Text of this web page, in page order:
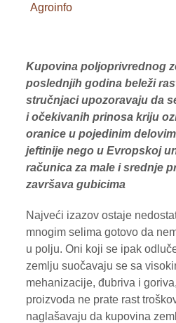
ŽIVA STOKA
BILTENI
REPORTERI
Agroinfo
Kupovina poljoprivrednog
poslednjih godina beleži
stručnjaci upozoravaju da
i očekivanih prinosa kriju
oranice u pojedinim
jeftinije nego u Evropskoj
računica za male i srednje
završava gubicima
Najveći izazov ostaje
mnogim selima gotovo da
u polju. Oni koji se ipak
zemlju suočavaju se sa
mehanizacije, đubriva i
proizvoda ne prate rast
naglašavaju da kupovina